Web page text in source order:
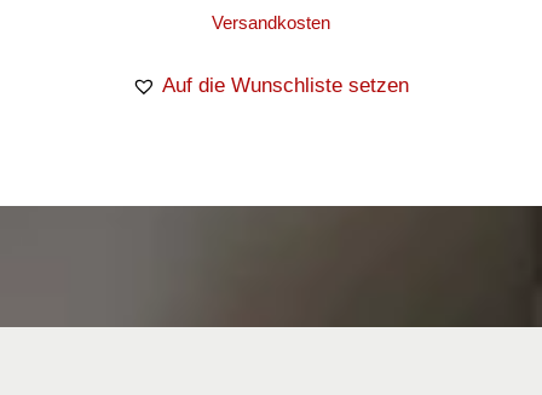
Versandkosten
Auf die Wunschliste setzen